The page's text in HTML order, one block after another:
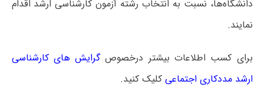
دانشگاه‌ها، نسبت به انتخاب رشته آزمون کارشناسی ارشد اقدام
نمایند.
برای کسب اطلاعات بیشتر درخصوصگرایش های کارشناسی
ارشد مددکاری اجتماعی کلیک کنید.